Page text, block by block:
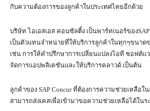
กับความต้องการของลูกค้าในประเทศไทยอีกด้วย
บริษัท ไอเอสเอส คอนซัลติ้ง เป็นพาร์ทเนอร์ของ
เป็นตัวแทนจำหน่ายที่ให้บริการลูกค้าในทุกๆขนาด
เช่น การให้คำปรึกษาการเปลี่ยนแปลงไอที ซอฟต์แ
จัดการแอปพลิเคชันและให้บริการคลาวด์ เป็นต้น
ลูกค้าของ SAP Concur ที่ต้องการความช่วยเหลือใ
สามารถส่งเคสเพื่อเข้ามาขอความช่วยเหลือได้ในร